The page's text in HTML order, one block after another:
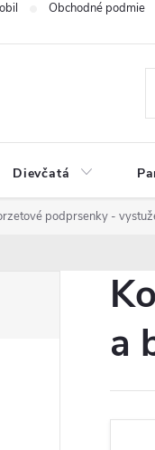
Obchodné podmienky
Dievčatá
podprsenky -
a